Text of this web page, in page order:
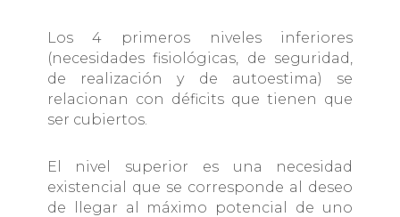
Los 4 primeros niveles inferiores
(necesidades fisiológicas, de seguridad,
de realización y de autoestima) se
relacionan con déficits que tienen que
ser cubiertos.
El nivel superior es una necesidad
existencial que se corresponde al deseo
de llegar al máximo potencial de uno